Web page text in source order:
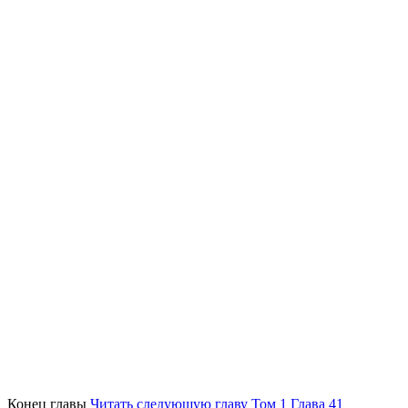
Конец главы Читать следующую главу Том 1 Глава 41